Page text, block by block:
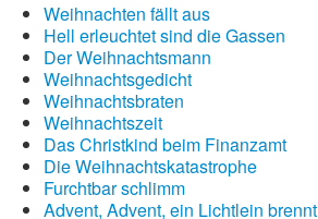
Weihnachten fällt aus
Hell erleuchtet sind die Gassen
Der Weihnachtsmann
Weihnachtsgedicht
Weihnachtsbraten
Weihnachtszeit
Das Christkind beim Finanzamt
Die Weihnachtskatastrophe
Furchtbar schlimm
Advent, Advent, ein Lichtlein brennt